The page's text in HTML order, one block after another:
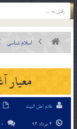
اسلام شناسی
معيار
خادم اهل البیت
0 دیدگاه